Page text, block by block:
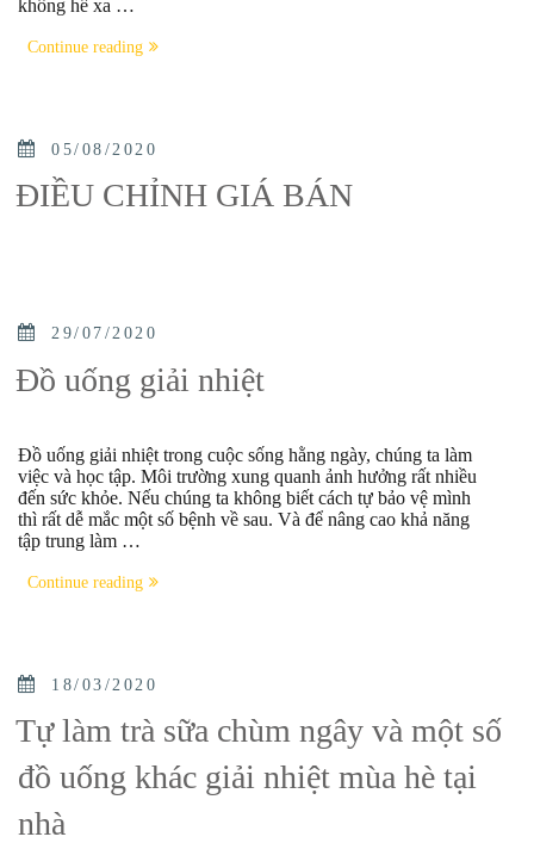
không hề xa …
Continue reading“Đại
10
“siêu
thực
POSTED
05/08/2020
ĐIỀU CHỈNH GIÁ BÁN
POSTED
29/07/2020
Đồ uống giải nhiệt
Đồ uống giải nhiệt trong cuộc sống hằng ngày, chúng ta làm
việc và học tập. Môi trường xung quanh ảnh hưởng rất nhiều
đến sức khỏe. Nếu chúng ta không biết cách tự bảo vệ mình
thì rất dễ mắc một số bệnh về sau. Và để nâng cao khả năng
tập trung làm …
Continue reading“Đồ
POSTED
18/03/2020
Tự làm trà sữa chùm ngây và một số
đồ uống khác giải nhiệt mùa hè tại
nhà